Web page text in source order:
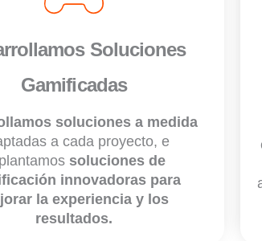
Soluciones
Gamificadas
soluciones a medida
a cada proyecto, e
soluciones de
innovadoras para
la experiencia y los
resultados.